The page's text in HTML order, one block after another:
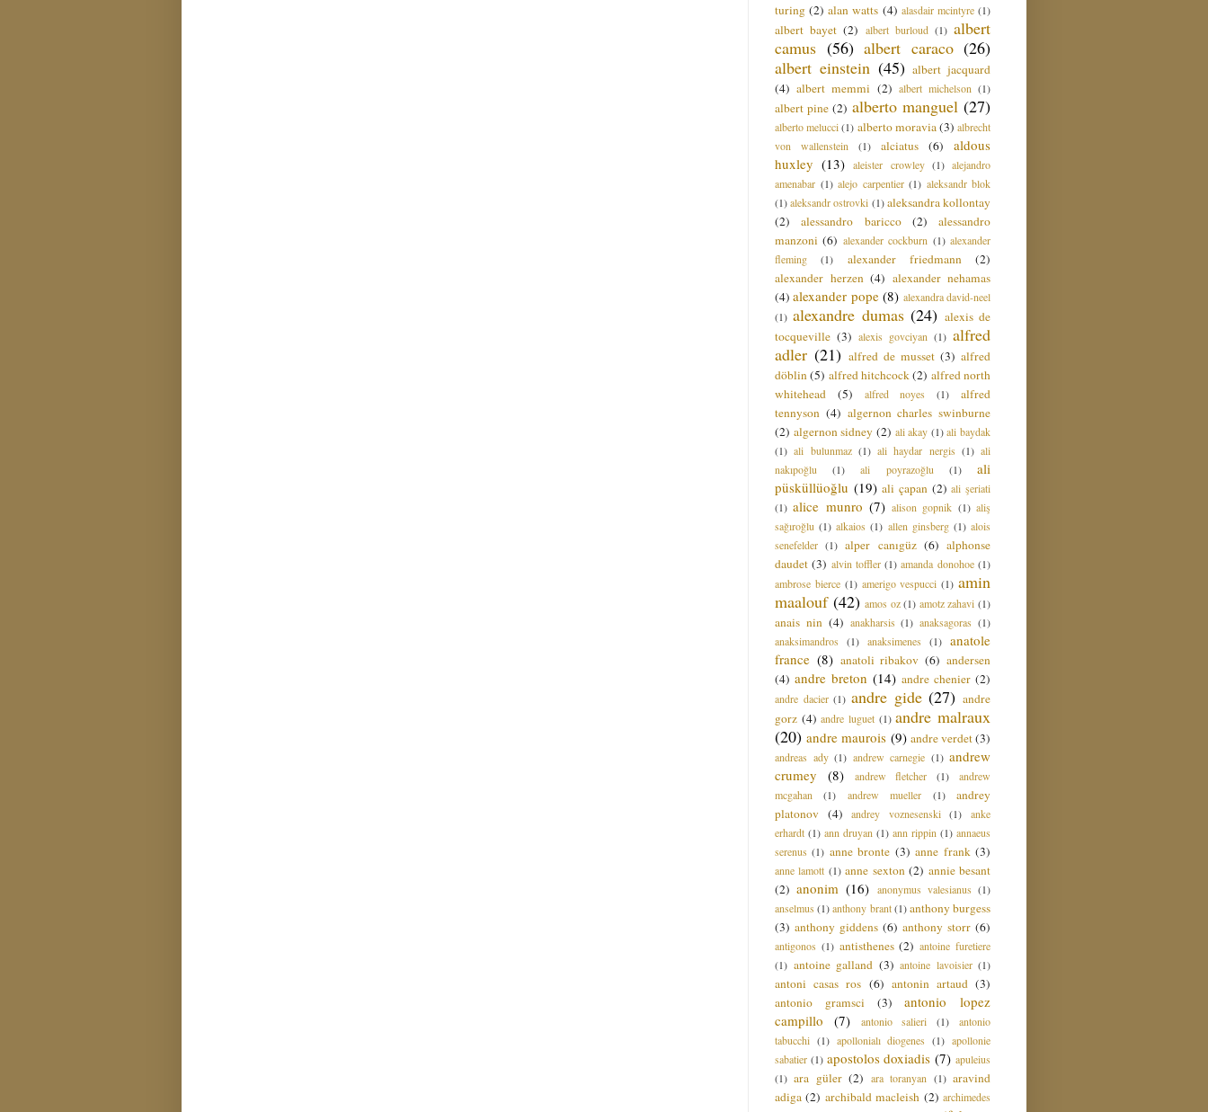
turing (2) alan watts (4) alasdair mcintyre (1)
albert bayet (2) albert burloud (1) albert
camus (56) albert caraco (26)
albert einstein (45) albert jacquard
(4) albert memmi (2) albert michelson (1)
albert pine (2) alberto manguel (27)
alberto melucci (1) alberto moravia (3) albrecht
von wallenstein
(1) alciatus (6)
aldous
huxley (13) aleister crowley (1) alejandro
amenabar (1) alejo carpentier (1) aleksandr blok
(1) aleksandr ostrovki (1) aleksandra kollontay
(2)
alessandro baricco (2)
alessandro
manzoni (6) alexander cockburn (1) alexander
fleming
(1) alexander friedmann
(2)
alexander herzen (4) alexander nehamas
(4) alexander pope (8) alexandra david-neel
(1) alexandre dumas (24) alexis de
tocqueville (3) alexis govciyan (1) alfred
adler (21) alfred de musset (3) alfred
döblin (5) alfred hitchcock(2) alfred north
whitehead
(5) alfred noyes (1)
alfred
tennyson (4) algernon charles swinburne
(2) algernon sidney (2) ali akay (1) ali baydak
(1) ali bulunmaz (1) ali haydar nergis (1) ali
nakıpoğlu
(1) ali poyrazoğlu (1)
ali
püsküllüoğlu (19) ali çapan (2) ali şeriati
(1) alice munro (7) alison gopnik (1) aliş
sağıroğlu (1) alkaios (1) allen ginsberg (1) alois
senefelder (1) alper canıgüz (6) alphonse
daudet (3) alvin toffler (1) amanda donohoe (1)
ambrose bierce (1) amerigo vespucci (1) amin
maalouf (42) amos oz (1) amotz zahavi (1)
anais nin (4) anakharsis (1) anaksagoras (1)
anaksimandros
(1) anaksimenes (1) anatole
france (8) anatoli ribakov (6) andersen
(4) andre breton (14) andre chenier (2)
andre dacier (1) andre gide (27) andre
gorz (4) andre luguet (1) andre malraux
(20) andre maurois (9) andre verdet(3)
andreas ady (1) andrew carnegie (1) andrew
crumey
(8) andrew fletcher (1)
andrew
mcgahan
(1) andrew mueller (1)
andrey
platonov (4) andrey voznesenski (1)
anke
erhardt (1) ann druyan (1) ann rippin (1) annaeus
serenus (1) anne bronte (3) anne frank (3)
anne lamott (1) anne sexton (2) annie besant
(2) anonim (16) anonymus valesianus (1)
anselmus (1) anthony brant (1) anthony burgess
(3) anthony giddens (6) anthony storr (6)
antigonos (1) antisthenes (2) antoine furetiere
(1) antoine galland (3) antoine lavoisier (1)
antoni casas ros (6) antonin artaud (3)
antonio gramsci
(3)
antonio lopez
campillo
(7) antonio salieri (1)
antonio
tabucchi (1) apollonialı diogenes (1) apollonie
sabatier (1) apostolos doxiadis (7) apuleius
(1) ara güler (2) ara toranyan (1) aravind
adiga (2) archibald macleish (2) archimedes